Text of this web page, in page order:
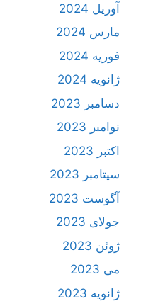
آوریل 2024
مارس 2024
فوریه 2024
ژانویه 2024
دسامبر 2023
نوامبر 2023
اکتبر 2023
سپتامبر 2023
آگوست 2023
جولای 2023
ژوئن 2023
می 2023
ژانویه 2023